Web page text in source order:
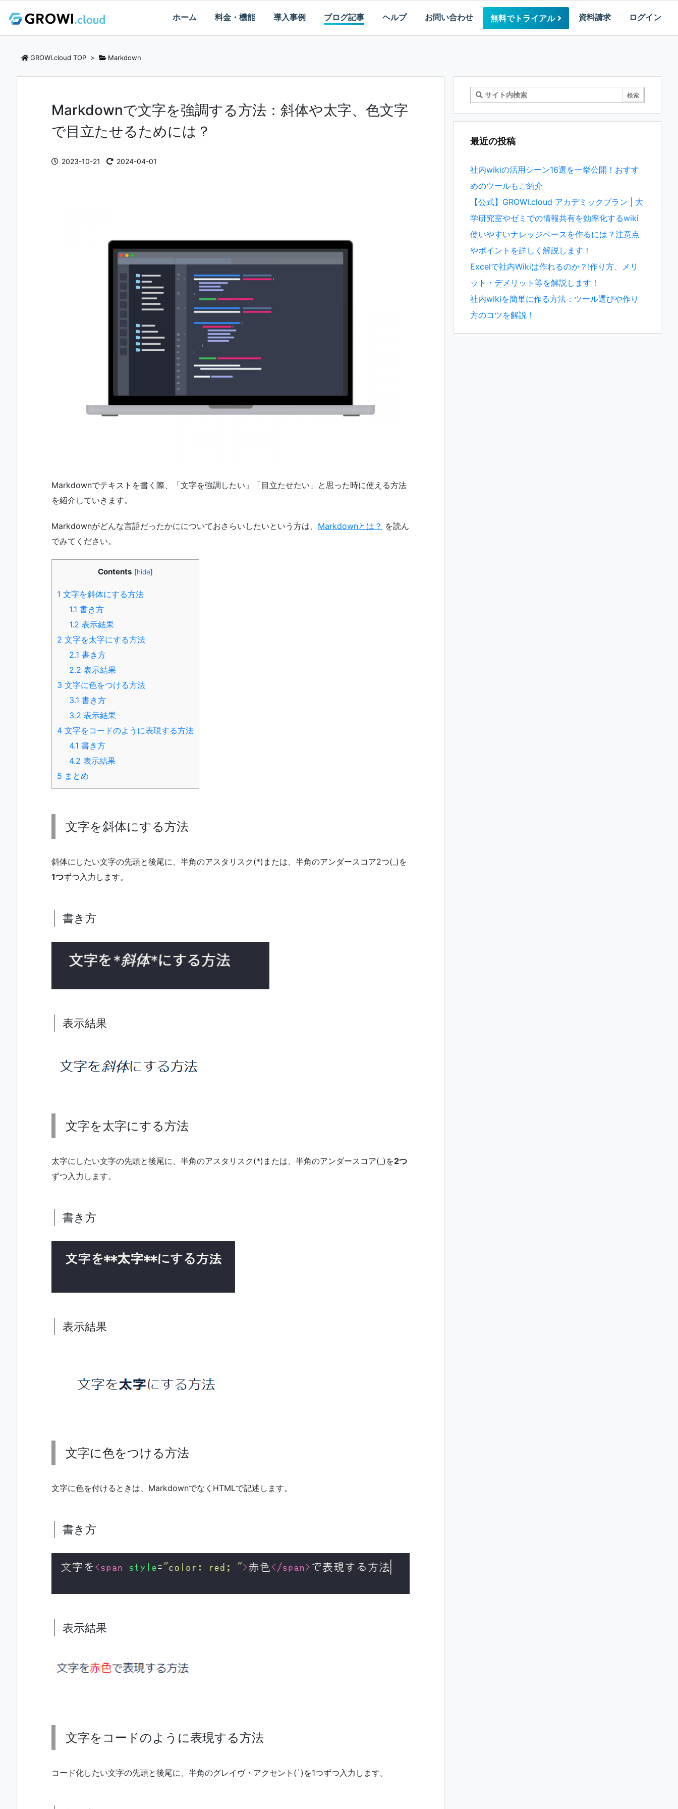
ホーム 料金・機能 導入事例 ブログ記事 ヘルプ お問い合わせ 無料でトライアル 資料請求 ログイン
GROWI.cloud TOP > Markdown
Markdownで文字を強調する方法：斜体や太字、色文字
で目立たせるためには？
2023-10-21 2024-04-01
Markdownでテキストを書く際、「文字を強調したい」「目立たせたい」と思った時に使える方法
を紹介していきます。
Markdownがどんな言語だったかにについておさらいしたいという方は、 Markdownとは？ を読ん
でみてください。
Contents [hide]
1 文字を斜体にする方法
1.1 書き方
1.2 表示結果
2 文字を太字にする方法
2.1 書き方
2.2 表示結果
3 文字に色をつける方法
3.1 書き方
3.2 表示結果
4 文字をコードのように表現する方法
4.1 書き方
4.2 表示結果
5 まとめ
文字を斜体にする方法
斜体にしたい文字の先頭と後尾に、半角のアスタリスク(*)または、半角のアンダースコア2つ(_)を
1つずつ入力します。
書き方
表示結果
文字を太字にする方法
太字にしたい文字の先頭と後尾に、半角のアスタリスク(*)または、半角のアンダースコア(_)を2つ
ずつ入力します。
書き方
表示結果
文字に色をつける方法
文字に色を付けるときは、MarkdownでなくHTMLで記述します。
書き方
表示結果
文字をコードのように表現する方法
コード化したい文字の先頭と後尾に、半角のグレイヴ・アクセント(`)を1つずつ入力します。
最近の投稿
社内wikiの活用シーン16選を一挙公開！おすす
めのツールもご紹介
【公式】GROWI.cloud アカデミックプラン | 大
学研究室やゼミでの情報共有を効率化するwiki
使いやすいナレッジベースを作るには？注意点
やポイントを詳しく解説します！
Excelで社内Wikiは作れるのか？!作り方、メリ
ット・デメリット等を解説します！
社内wikiを簡単に作る方法：ツール選びや作り
方のコツを解説！